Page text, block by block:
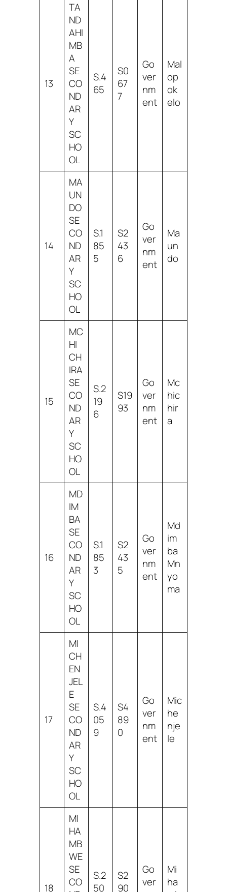
13
TA
ND
AHI
MB
A
SE
CO
ND
AR
Y
SC
HO
OL
S.4
65
S0
67
7
Go
ver
nm
ent
Mal
op
ok
elo
14
MA
UN
DO
SE
CO
ND
AR
Y
SC
HO
OL
S.1
85
5
S2
43
6
Go
ver
nm
ent
Ma
un
do
15
MC
HI
CH
IRA
SE
CO
ND
AR
Y
SC
HO
OL
S.2
19
6
S19
93
Go
ver
nm
ent
Mc
hic
hir
a
16
MD
IM
BA
SE
CO
ND
AR
Y
SC
HO
OL
S.1
85
3
S2
43
5
Go
ver
nm
ent
Md
im
ba
Mn
yo
ma
17
MI
CH
EN
JEL
E
SE
CO
ND
AR
Y
SC
HO
OL
S.4
05
9
S4
89
0
Go
ver
nm
ent
Mic
he
nje
le
18
MI
HA
MB
WE
SE
CO
S.2
50
S2
90
Go
ver
Mi
ha